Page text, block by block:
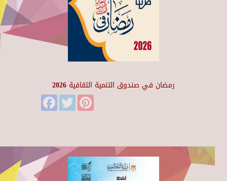
رمضان في صندوق التنمية الثقافية 2026
FacebookTwitter